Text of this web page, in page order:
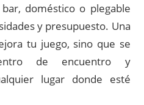
doméstico o plegable
y presupuesto. Una
tu juego, sino que se
de encuentro y
lugar donde esté